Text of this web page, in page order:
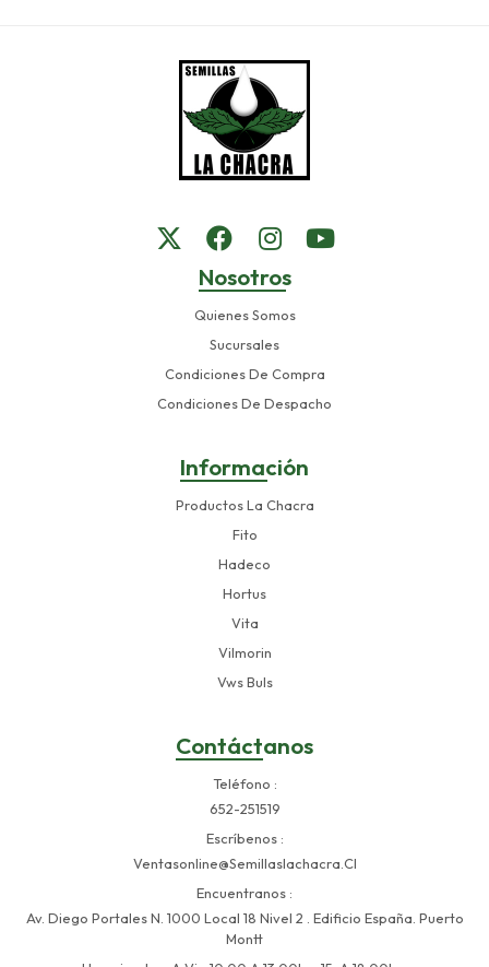
Nosotros
Quienes Somos
Sucursales
Condiciones De Compra
Condiciones De Despacho
Información
Productos La Chacra
Fito
Hadeco
Hortus
Vita
Vilmorin
Vws Buls
Contáctanos
Teléfono
652-251519
Escríbenos
Ventasonline@semillaslachacra.cl
Encuentranos
Av. Diego Portales N. 1000 Local 18 Nivel 2 . Edificio España. Puerto
Montt